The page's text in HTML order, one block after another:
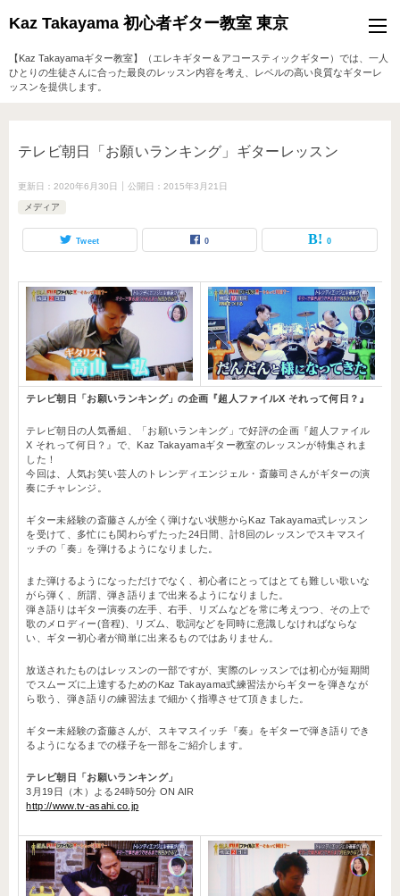
Kaz Takayama 初心者ギター教室 東京
【Kaz Takayamaギター教室】（エレキギター＆アコースティックギター）では、一人
ひとりの生徒さんに合った最良のレッスン内容を考え、レベルの高い良質なギターレ
ッスンを提供します。
テレビ朝日「お願いランキング」ギターレッスン
更新日： 2020年6月30日 公開日： 2015年3月21日
メディア
Tweet 0 0
テレビ朝日「お願いランキング」の企画『超人ファイルX それって何日？』
テレビ朝日の人気番組、「お願いランキング」で好評の企画『超人ファイル
X それって何日？』で、Kaz Takayamaギター教室のレッスンが特集されま
した！
今回は、人気お笑い芸人のトレンディエンジェル・斎藤司さんがギターの演
奏にチャレンジ。
ギター未経験の斎藤さんが全く弾けない状態からKaz Takayama式レッスン
を受けて、多忙にも関わらずたった24日間、計8回のレッスンでスキマスイ
ッチの「奏」を弾けるようになりました。
また弾けるようになっただけでなく、初心者にとってはとても難しい歌いな
がら弾く、所謂、弾き語りまで出来るようになりました。
弾き語りはギター演奏の左手、右手、リズムなどを常に考えつつ、その上で
歌のメロディー(音程)、リズム、歌詞などを同時に意識しなければならな
い、ギター初心者が簡単に出来るものではありません。
放送されたものはレッスンの一部ですが、実際のレッスンでは初心が短期間
でスムーズに上達するためのKaz Takayama式練習法からギターを弾きなが
ら歌う、弾き語りの練習法まで細かく指導させて頂きました。
ギター未経験の斎藤さんが、スキマスイッチ『奏』をギターで弾き語りでき
るようになるまでの様子を一部をご紹介します。
テレビ朝日「お願いランキング」
3月19日（木）よる24時50分 ON AIR
http://www.tv-asahi.co.jp